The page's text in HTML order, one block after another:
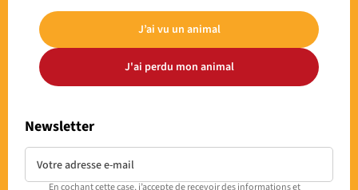
J’ai vu un animal
J'ai perdu mon animal
Newsletter